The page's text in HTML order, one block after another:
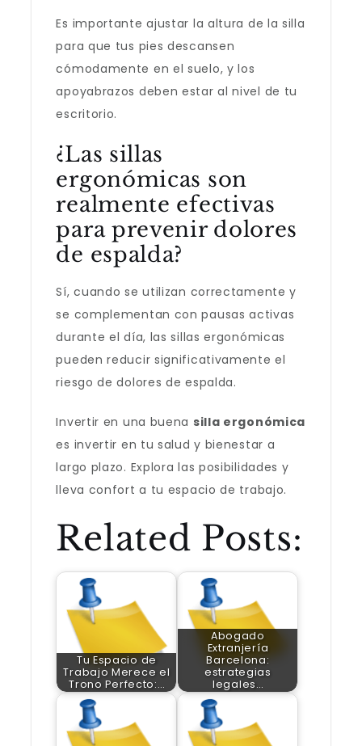
Es importante ajustar la altura de la silla
para que tus pies descansen
cómodamente en el suelo, y los
apoyabrazos deben estar al nivel de tu
escritorio.
¿Las sillas
ergonómicas son
realmente efectivas
para prevenir dolores
de espalda?
Sí, cuando se utilizan correctamente y
se complementan con pausas activas
durante el día, las sillas ergonómicas
pueden reducir significativamente el
riesgo de dolores de espalda.
Invertir en una buena silla ergonómica
es invertir en tu salud y bienestar a
largo plazo. Explora las posibilidades y
lleva confort a tu espacio de trabajo.
Related Posts:
Tu Espacio de
Trabajo Merece el
Trono Perfecto:…
Abogado
Extranjería
Barcelona:
estrategias
legales…